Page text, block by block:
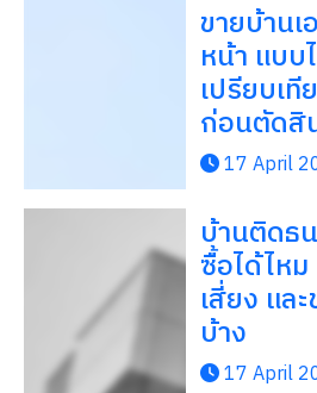
ขายบ้าน
หน้า แบบ
เปรียบเ
ก่อนตัดสิ
17 April
บ้านติดธ
ซื้อได้ไห
เสี่ยง แล
บ้าง
17 April